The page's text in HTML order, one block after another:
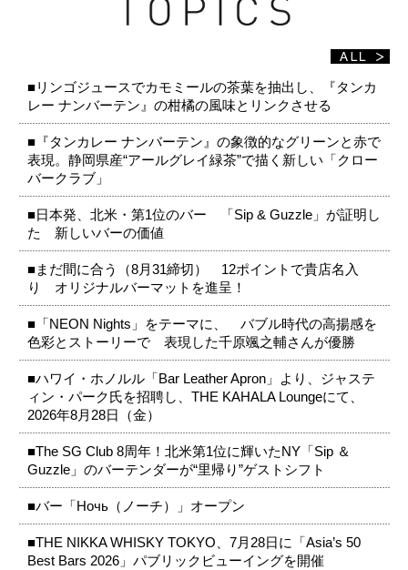
■リンゴジュースでカモミールの茶葉を抽出し、『タンカ
レー ナンバーテン』の柑橘の風味とリンクさせる
■『タンカレー ナンバーテン』の象徴的なグリーンと赤で
表現。静岡県産“アールグレイ緑茶”で描く新しい「クロー
バークラブ」
■日本発、北米・第1位のバー 「Sip & Guzzle」が証明し
た 新しいバーの価値
■まだ間に合う（8月31締切） 12ポイントで貴店名入
り オリジナルバーマットを進呈！
■「NEON Nights」をテーマに、 バブル時代の高揚感を
色彩とストーリーで 表現した千原颯之輔さんが優勝
■ハワイ・ホノルル「Bar Leather Apron」より、ジャステ
ィン・パーク氏を招聘し、THE KAHALA Loungeにて、
2026年8月28日（金）
■The SG Club 8周年！北米第1位に輝いたNY「Sip ＆
Guzzle」のバーテンダーが“里帰り”ゲストシフト
■バー「Ночь（ノーチ）」オープン
■THE NIKKA WHISKY TOKYO、7月28日に「Asia’s 50
Best Bars 2026」パブリックビューイングを開催